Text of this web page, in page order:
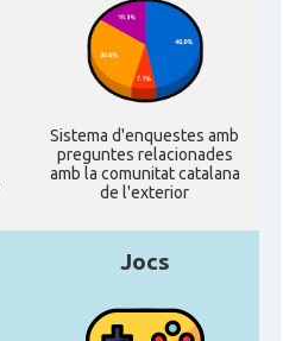
Sistema d'enquestes amb
preguntes relacionades
amb la comunitat catalana
de l'exterior
Jocs